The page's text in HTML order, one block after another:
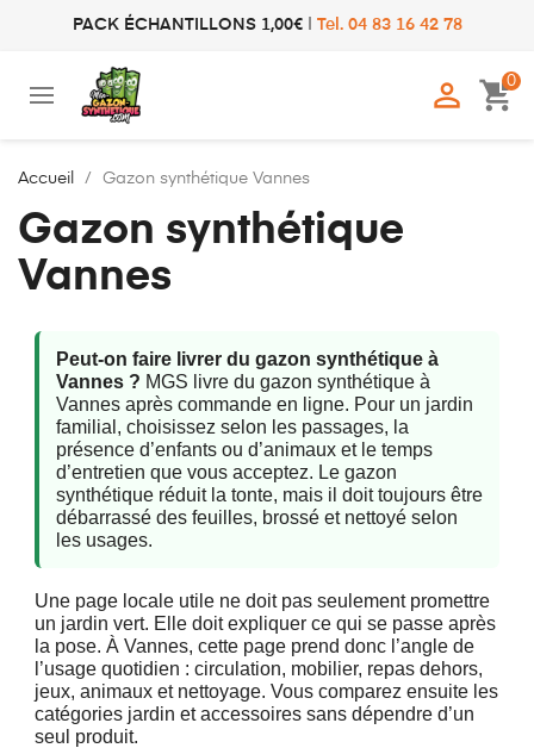
PACK ÉCHANTILLONS 1,00€| Tel. 04 83 16 42 78
 shopping_cart
0
Accueil Gazon synthétique Vannes
Gazon synthétique
Vannes
Peut-on faire livrer du gazon synthétique à
Vannes ? MGS livre du gazon synthétique à
Vannes après commande en ligne. Pour un jardin
familial, choisissez selon les passages, la
présence d’enfants ou d’animaux et le temps
d’entretien que vous acceptez. Le gazon
synthétique réduit la tonte, mais il doit toujours être
débarrassé des feuilles, brossé et nettoyé selon
les usages.
Une page locale utile ne doit pas seulement promettre
un jardin vert. Elle doit expliquer ce qui se passe après
la pose. À Vannes, cette page prend donc l’angle de
l’usage quotidien : circulation, mobilier, repas dehors,
jeux, animaux et nettoyage. Vous comparez ensuite les
catégories jardin et accessoires sans dépendre d’un
seul produit.